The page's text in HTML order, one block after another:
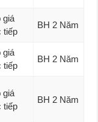
giá
tiếp
BH 2 Năm
giá
tiếp
BH 2 Năm
giá
tiếp
BH 2 Năm